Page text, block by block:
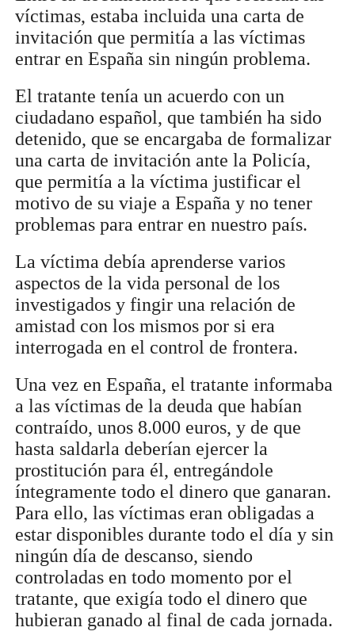
víctimas, estaba incluida una carta de
invitación que permitía a las víctimas
entrar en España sin ningún problema.
El tratante tenía un acuerdo con un
ciudadano español, que también ha sido
detenido, que se encargaba de formalizar
una carta de invitación ante la Policía,
que permitía a la víctima justificar el
motivo de su viaje a España y no tener
problemas para entrar en nuestro país.
La víctima debía aprenderse varios
aspectos de la vida personal de los
investigados y fingir una relación de
amistad con los mismos por si era
interrogada en el control de frontera.
Una vez en España, el tratante informaba
a las víctimas de la deuda que habían
contraído, unos 8.000 euros, y de que
hasta saldarla deberían ejercer la
prostitución para él, entregándole
íntegramente todo el dinero que ganaran.
Para ello, las víctimas eran obligadas a
estar disponibles durante todo el día y sin
ningún día de descanso, siendo
controladas en todo momento por el
tratante, que exigía todo el dinero que
hubieran ganado al final de cada jornada.